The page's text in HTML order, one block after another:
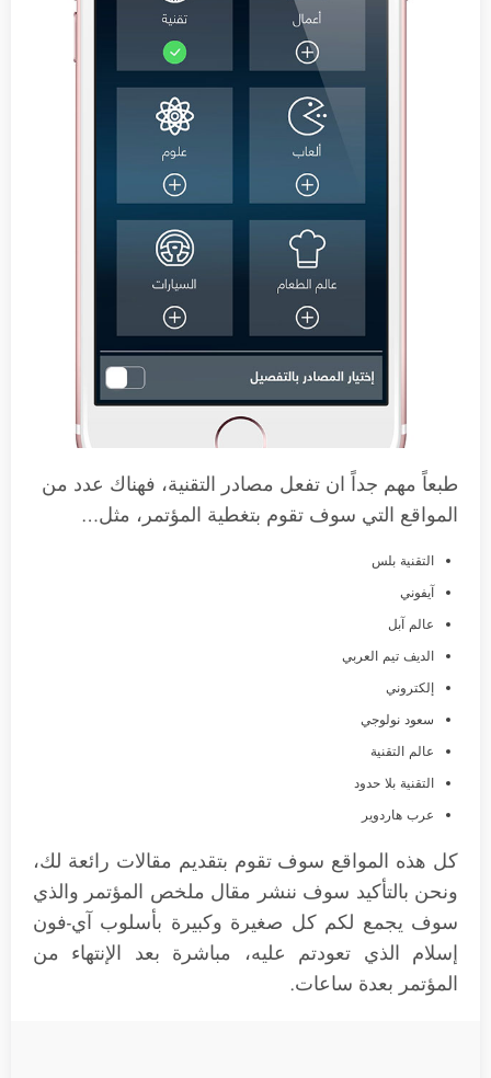
طبعاً مهم جداً ان تفعل مصادر التقنية، فهناك عدد من
المواقع التي سوف تقوم بتغطية المؤتمر، مثل…
التقنية بلس
آيفوني
عالم آبل
الديف تيم العربي
إلكتروني
سعود نولوجي
عالم التقنية
التقنية بلا حدود
عرب هاردوير
كل هذه المواقع سوف تقوم بتقديم مقالات رائعة لك،
ونحن بالتأكيد سوف ننشر مقال ملخص المؤتمر والذي
سوف يجمع لكم كل صغيرة وكبيرة بأسلوب آي-فون
إسلام الذي تعودتم عليه، مباشرة بعد الإنتهاء من
المؤتمر بعدة ساعات.